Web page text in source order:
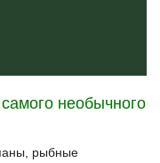
необычного
рыбные